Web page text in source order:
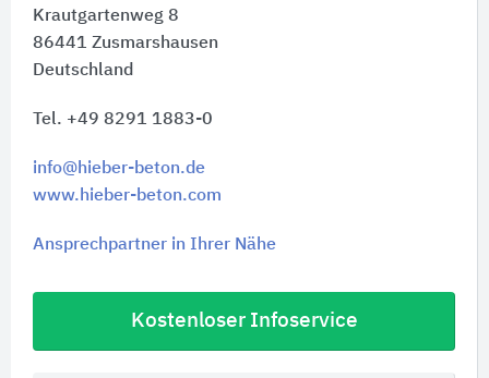
Krautgartenweg 8
86441 Zusmarshausen
Deutschland
Tel. +49 8291 1883-0
info@hieber-beton.de
www.hieber-beton.com
Ansprechpartner in Ihrer Nähe
Kostenloser Infoservice